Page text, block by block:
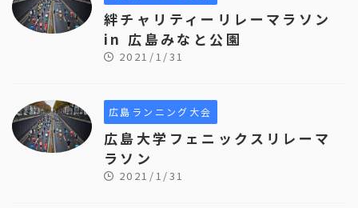
絆チャリティーリレーマラソン
in 広島みなと公園
2021/1/31
広島ランニング大会
広島大学フェニックスリレーマ
ラソン
2021/1/31